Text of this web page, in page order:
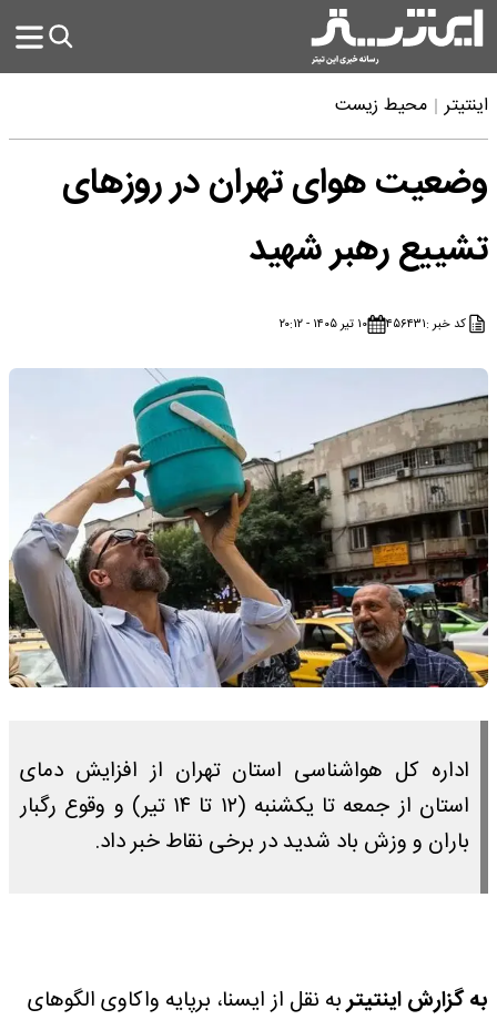
اینتیتر محیط زیست
وضعیت هوای تهران در روزهای
تشییع رهبر شهید
کد خبر :۴۵۶۴۳۱ ۱۰ تیر ۱۴۰۵ - ۲۰:۱۲
اداره‌ کل هواشناسی استان تهران از افزایش دمای
استان از جمعه تا یکشنبه (۱۲ تا ۱۴ تیر) و وقوع رگبار
باران و وزش باد شدید در برخی نقاط خبر داد.
به گزارش اینتیتربه نقل از ایسنا، برپایه واکاوی الگوهای